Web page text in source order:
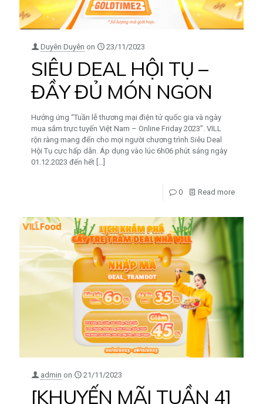
Duyên Duyên on 23/11/2023
SIÊU DEAL HỘI TỤ –
ĐẦY ĐỦ MÓN NGON
Hưởng ứng “Tuần lễ thương mại điện tử quốc gia và ngày
mua sắm trực tuyến Việt Nam – Online Friday 2023”. VILL
rộn ràng mang đến cho mọi người chương trình Siêu Deal
Hội Tụ cực hấp dẫn. Áp dụng vào lúc 6h06 phút sáng ngày
01.12.2023 đến hết
0 Read more
admin on 21/11/2023
[KHUYẾN MÃI TUẦN 4]